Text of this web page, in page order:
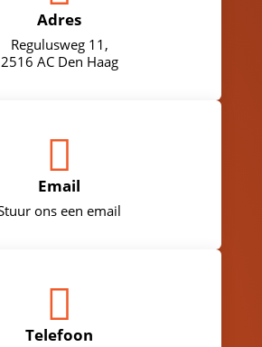
Adres
Regulusweg 11,
2516 AC Den Haag

Email
ons een email

Telefoon